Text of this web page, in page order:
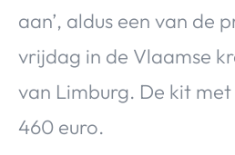
aan’, aldus een van de
vrijdag in de Vlaamse
van Limburg. De kit
460 euro.